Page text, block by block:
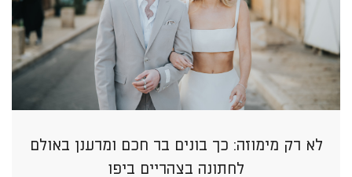
לא רק מימוזה: כך בונים בר חכם ומרענן באולם
לחתונה בצהריים ביפו